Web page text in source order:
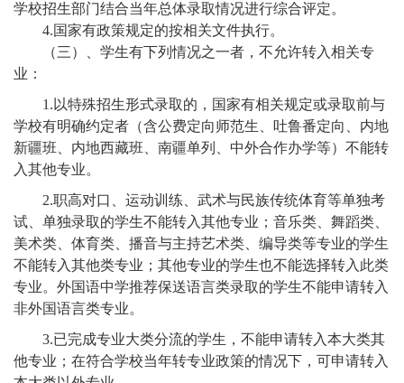
学校招生部门结合当年总体录取情况进行综合评定。
4.国家有政策规定的按相关文件执行。
（三）、学生有下列情况之一者，不允许转入相关专
业：
1. 以特殊招生形式录取的，国家有相关规定或录取前与
学校有明确约定者（含公费定向师范生、吐鲁番定向、内地
新疆班、内地西藏班、南疆单列、中外合作办学等）不能转
入其他专业。
2.职高对口、运动训练、武术与民族传统体育等单独考
试、单独录取的学生不能转入其他专业；音乐类、舞蹈类、
美术类、体育类、播音与主持艺术类、编导类等专业的学生
不能转入其他类专业；其他专业的学生也不能选择转入此类
专业。外国语中学推荐保送语言类录取的学生不能申请转入
非外国语言类专业。
3.已完成专业大类分流的学生，不能申请转入本大类其
他专业；在符合学校当年转专业政策的情况下，可申请转入